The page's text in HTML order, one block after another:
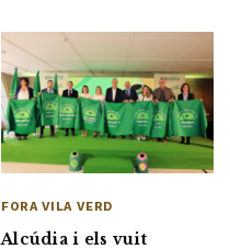
FORA VILA VERD
Alcúdia i els vuit